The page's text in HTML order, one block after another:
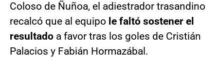
Coloso de Ñuñoa, el adiestrador trasandino
recalcó que al equipo le faltó sostener el
resultado a favor tras los goles de Cristián
Palacios y Fabián Hormazábal.